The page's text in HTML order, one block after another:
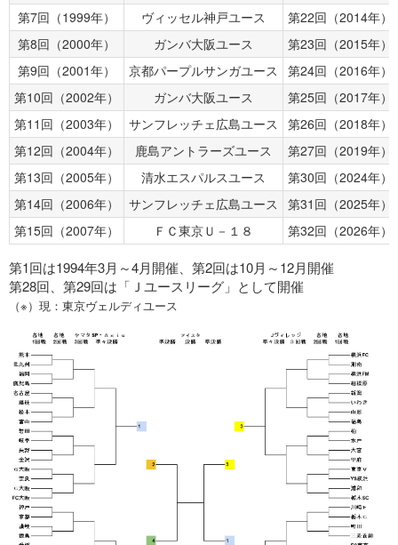
第7回（1999年）
ヴィッセル神戸ユース
第22回（2014年）
第8回（2000年）
ガンバ大阪ユース
第23回（2015年）
第9回（2001年）
京都パープルサンガユース
第24回（2016年）
第10回（2002年）
ガンバ大阪ユース
第25回（2017年）
第11回（2003年）
サンフレッチェ広島ユース
第26回（2018年）
第12回（2004年）
鹿島アントラーズユース
第27回（2019年）
第13回（2005年）
清水エスパルスユース
第30回（2024年）
第14回（2006年）
サンフレッチェ広島ユース
第31回（2025年）
第15回（2007年）
ＦＣ東京Ｕ－１８ 第32回（2026年）
第1回は1994年3月～4月開催、第2回は10月～12月開催
第28回、第29回は「Ｊユースリーグ」として開催
（※）現：東京ヴェルディユース